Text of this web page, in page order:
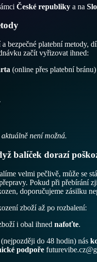
České republiky a na
bezpečné platební metody,
začít vyřizovat ihned:
(online přes platební bránu)
není možná.
balíček dorazí
velmi pečlivě, může se
Pokud při přebírání
doporučujeme zásilku
zboží až po rozbalení:
i obal ihned nafoťte.
do 48 hodin) nás
podpoře
údajů